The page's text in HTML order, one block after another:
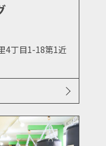
4丁目1-18第1近